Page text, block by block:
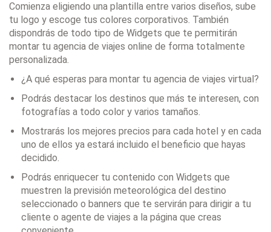
Comienza eligiendo una plantilla entre varios diseños, sube
tu logo y escoge tus colores corporativos. También
dispondrás de todo tipo de Widgets que te permitirán
montar tu agencia de viajes online de forma totalmente
personalizada.
¿A qué esperas para montar tu agencia de viajes virtual?
Podrás destacar los destinos que más te interesen, con
fotografías a todo color y varios tamaños.
Mostrarás los mejores precios para cada hotel y en cada
uno de ellos ya estará incluido el beneficio que hayas
decidido.
Podrás enriquecer tu contenido con Widgets que
muestren la previsión meteorológica del destino
seleccionado o banners que te servirán para dirigir a tu
cliente o agente de viajes a la página que creas